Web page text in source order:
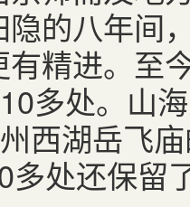
的八年间
精进。至
多处。山
西湖岳飞
多处还保留